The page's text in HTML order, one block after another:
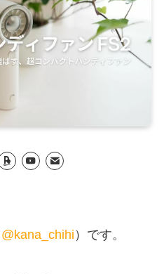
@kana_chihi ）です。